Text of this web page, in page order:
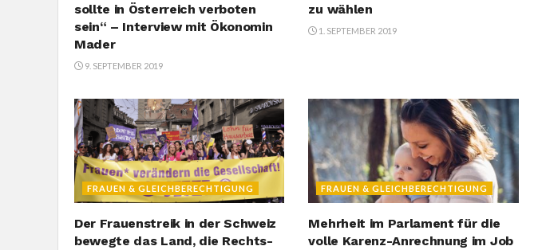
sollte in Österreich verboten
sein“ – Interview mit Ökonomin
Mader
9. SEPTEMBER 2019
zu wählen
1. SEPTEMBER 2019
FRAUEN & GLEICHBERECHTIGUNG
Der Frauenstreik in der Schweiz
bewegte das Land, die Rechts-
FRAUEN & GLEICHBERECHTIGUNG
Mehrheit im Parlament für die
volle Karenz-Anrechnung im Job